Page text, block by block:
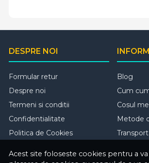
Acest site foloseste cookies pentru a
DESPRE NOI
Formular retur
Despre noi
Termeni si conditii
Confidentialitate
Politica de Cookies
Blog
Cum
Cosul
Metode